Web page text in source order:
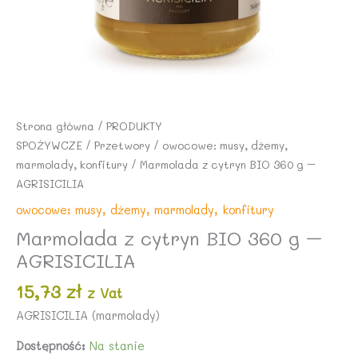
Strona główna / PRODUKTY
SPOŻYWCZE / Przetwory / owocowe: musy, dżemy,
marmolady, konfitury / Marmolada z cytryn BIO 360 g –
AGRISICILIA
owocowe: musy, dżemy, marmolady, konfitury
Marmolada z cytryn BIO 360 g –
AGRISICILIA
15,73 zł z Vat
AGRISICILIA (marmolady)
Dostępność: Na stanie